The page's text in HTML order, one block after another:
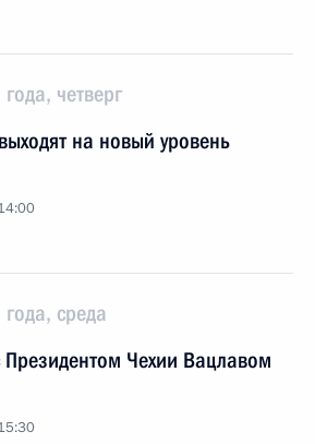
четверг
на новый уровень
среда
Президентом Чехии Вацлавом